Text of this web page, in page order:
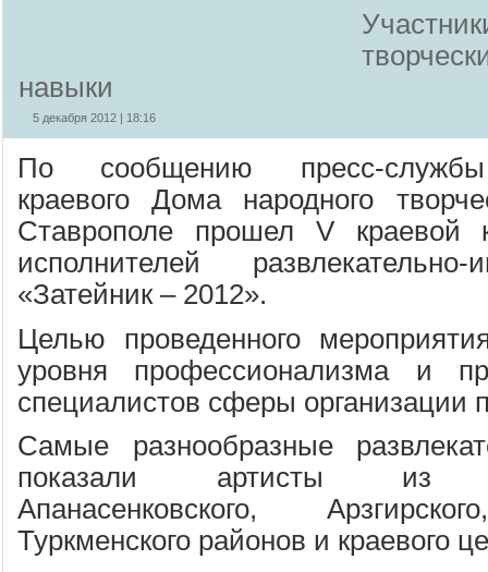
навыки
5 декабря 2012 | 18:16
По сообщению пресс-службы
краевого Дома народного
Ставрополе прошел V краевой
исполнителей
«Затейник – 2012».
Целью проведенного
уровня профессионализма и
специалистов сферы организации
Самые разнообразные
показали артисты из
Апанасенковского,
Туркменского районов и краевого